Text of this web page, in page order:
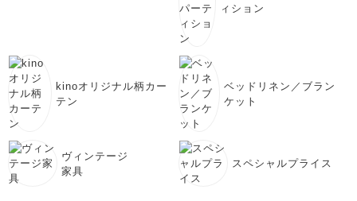
ィション
kinoオリジナル柄カー
テン
ベッドリネン／ブラン
ケット
ヴィンテージ
家具
スペシャルプライス